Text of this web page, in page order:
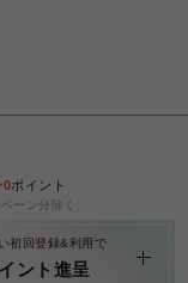
0ポイント
ーン分除く
初回登録&利用で
ント進呈